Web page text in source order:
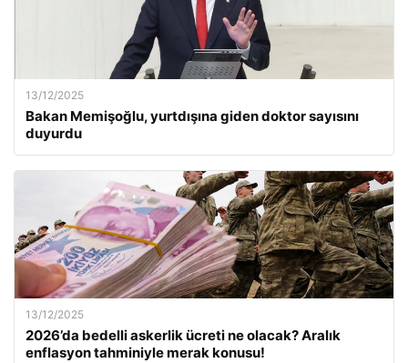
13/12/2025
Bakan Memişoğlu, yurtdışına giden doktor sayısını
duyurdu
13/12/2025
2026’da bedelli askerlik ücreti ne olacak? Aralık
enflasyon tahminiyle merak konusu!